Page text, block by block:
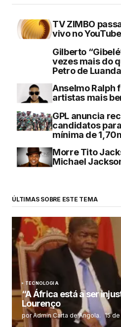
TV ZIMBO
vivo no YouTube
Gilberto
vezes mais do
Petro de Luanda
Anselmo Ralph
artistas mais
GPL anuncia
candidatos
mínima de
Morre Tito
Michael
ÚLTIMAS SOBRE ESTE TEMA
TECNOLOGIA
“A África está a ser
Lourenço
por Admin Carta de Angola. 15